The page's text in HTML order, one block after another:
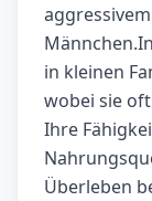
in kleinen
wobei sie
Ihre
Überleben